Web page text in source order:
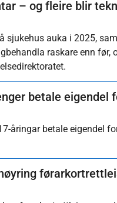
– og fleire blir
sjukehus auka i 2025,
raskare enn før,
betale eigendel
åringar betale eigendel